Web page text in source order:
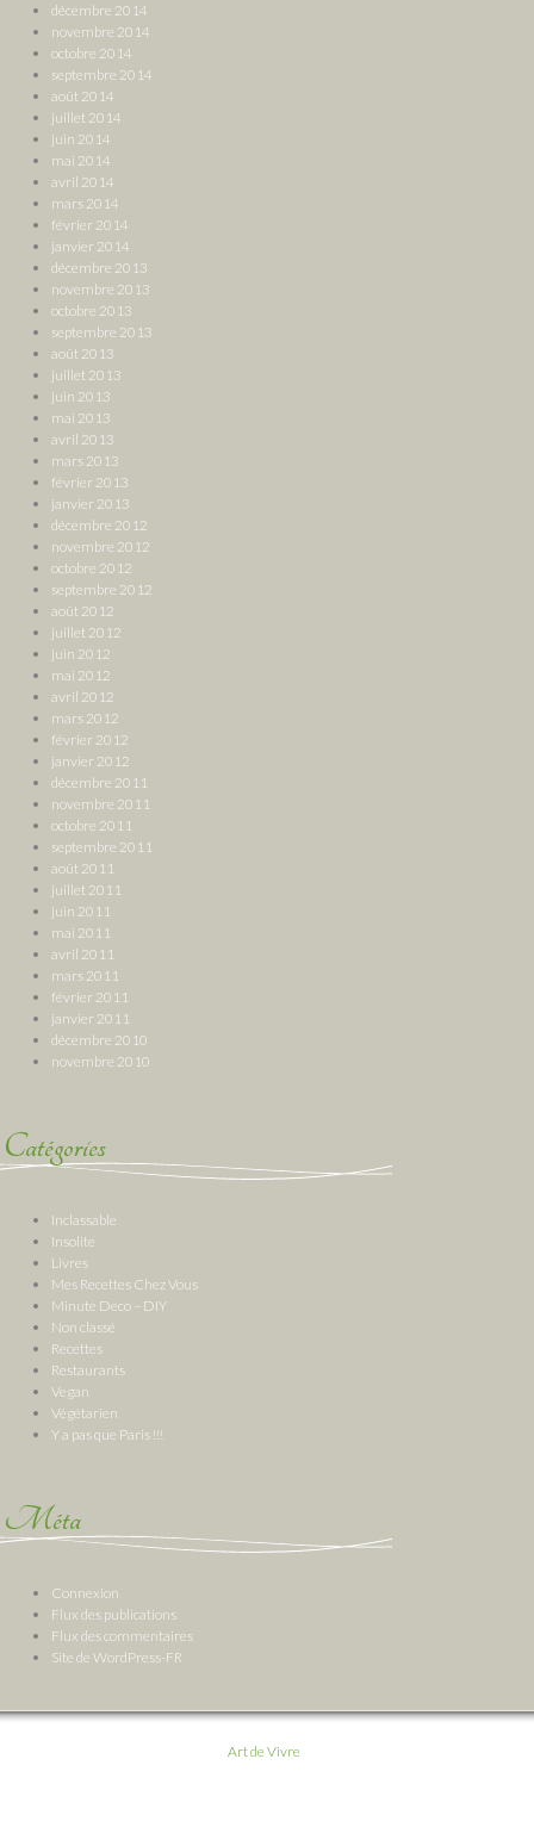
décembre 2014
novembre 2014
octobre 2014
septembre 2014
août 2014
juillet 2014
juin 2014
mai 2014
avril 2014
mars 2014
février 2014
janvier 2014
décembre 2013
novembre 2013
octobre 2013
septembre 2013
août 2013
juillet 2013
juin 2013
mai 2013
avril 2013
mars 2013
février 2013
janvier 2013
décembre 2012
novembre 2012
octobre 2012
septembre 2012
août 2012
juillet 2012
juin 2012
mai 2012
avril 2012
mars 2012
février 2012
janvier 2012
décembre 2011
novembre 2011
octobre 2011
septembre 2011
août 2011
juillet 2011
juin 2011
mai 2011
avril 2011
mars 2011
février 2011
janvier 2011
décembre 2010
novembre 2010
Catégories
Inclassable
Insolite
Livres
Mes Recettes Chez Vous
Minute Deco – DIY
Non classé
Recettes
Restaurants
Vegan
Végétarien
Y a pas que Paris !!!
Méta
Connexion
Flux des publications
Flux des commentaires
Site de WordPress-FR
Art de Vivre